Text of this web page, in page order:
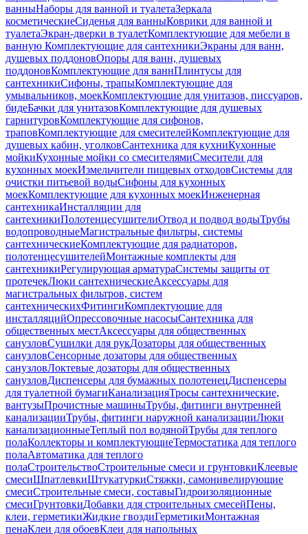
ванныНаборы для ванной и туалетаЗеркала
косметическиеСиденья для ванныКоврики для ванной и
туалетаЭкран-дверки в туалетКомплектующие для мебели в
ванную Комплектующие для сантехникиЭкраны для ванн,
душевых поддоновОпоры для ванн, душевых
поддоновКомплектующие для ваннПлинтусы для
сантехникиСифоны, трапыКомплектующие для
умывальников, моекКомплектующие для унитазов, писсуаров,
бидеБачки для унитазовКомплектующие для душевых
гарнитуровКомплектующие для сифонов,
траповКомплектующие для смесителейКомплектующие для
душевых кабин, уголковСантехника для кухниКухонные
мойкиКухонные мойки со смесителямиСмесители для
кухонных моекИзмельчители пищевых отходовСистемы для
очистки питьевой водыСифоны для кухонных
моекКомплектующие для кухонных моекИнженерная
сантехникаИнсталляции для
сантехникиПолотенцесушителиОтвод и подвод водыТрубы
водопроводныеМагистральные фильтры, системы
сантехническиеКомплектующие для радиаторов,
полотенцесушителейМонтажные комплекты для
сантехникиРегулирующая арматураСистемы защиты от
протечекЛюки сантехническиеАксессуары для
магистральных фильтров, систем
сантехническихФитингиКомплектующие для
инсталляцийОпрессовочные насосыСантехника для
общественных местАксессуары для общественных
санузловСушилки для рукДозаторы для общественных
санузловСенсорные дозаторы для общественных
санузловЛоктевые дозаторы для общественных
санузловДиспенсеры для бумажных полотенецДиспенсеры
для туалетной бумагиКанализацияТросы сантехнические,
вантузыПрочистные машиныТрубы, фитинги внутренней
канализацииТрубы, фитинги наружной канализацииЛюки
канализационныеТеплый пол водянойТрубы для теплого
полаКоллекторы и комплектующиеТермостатика для теплого
полаАвтоматика для теплого
полаСтроительствоСтроительные смеси и грунтовкиКлеевые
смесиШпатлевкиШтукатуркиСтяжки, самонивелирующие
смесиСтроительные смеси, составыГидроизоляционные
смесиГрунтовкиДобавки для строительных смесейПены,
клеи, герметикиЖидкие гвоздиГерметикиМонтажная
пенаКлеи для обоевКлеи для напольных